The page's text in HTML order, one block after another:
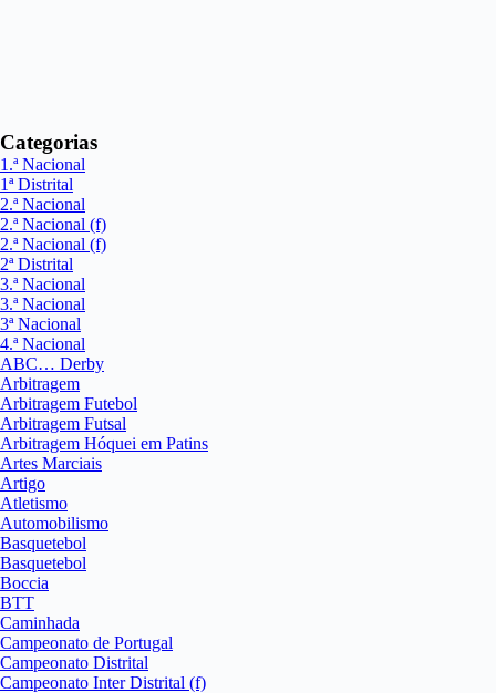
Categorias
1.ª Nacional
1ª Distrital
2.ª Nacional
2.ª Nacional (f)
2.ª Nacional (f)
2ª Distrital
3.ª Nacional
3.ª Nacional
3ª Nacional
4.ª Nacional
ABC… Derby
Arbitragem
Arbitragem Futebol
Arbitragem Futsal
Arbitragem Hóquei em Patins
Artes Marciais
Artigo
Atletismo
Automobilismo
Basquetebol
Basquetebol
Boccia
BTT
Caminhada
Campeonato de Portugal
Campeonato Distrital
Campeonato Inter Distrital (f)